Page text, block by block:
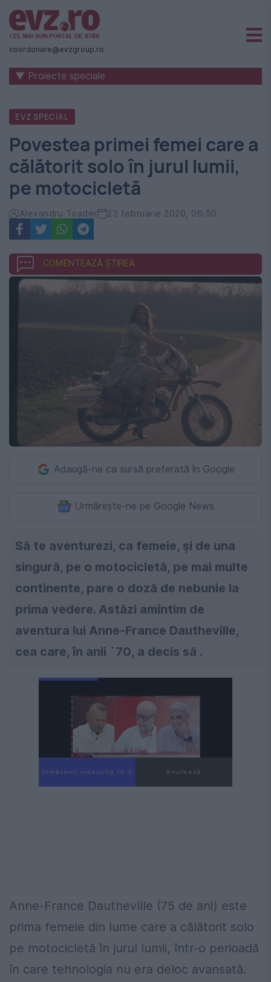
Știri
naționale
internaționale
România
-
Evenimentul
Zilei
coordonare@evzgroup.ro
▼ Proiecte speciale
EVZ SPECIAL
Povestea primei femei care a
călătorit solo în jurul lumii,
pe motocicletă
Alexandru Toader 23 februarie 2020, 06:50
COMENTEAZĂ ȘTIREA
Adaugă-ne ca sursă preferată în Google
Urmărește-ne pe Google News
Să te aventurezi, ca femeie, și de una
singură, pe o motocicletă, pe mai multe
continente, pare o doză de nebunie la
prima vedere. Astăzi amintim de
aventura lui Anne-France Dautheville,
cea care, în anii `70, a decis să .
Următorul videoclip în 4 Anulează
Anne-France Dautheville (75 de ani) este
prima femeie din lume care a călătorit solo
pe motocicletă în jurul lumii, într-o perioadă
în care tehnologia nu era deloc avansată.